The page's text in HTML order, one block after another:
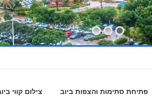
פתיחת סתימות והצפות ביוב צילום קווי